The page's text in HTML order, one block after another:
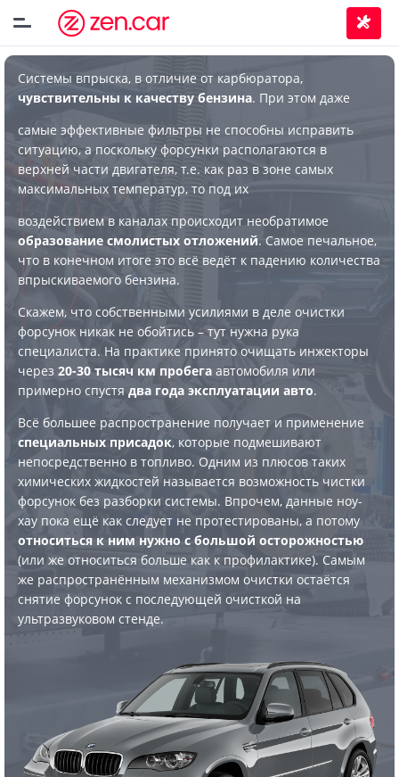
Системы впрыска, в отличие от карбюратора,
чувствительны к качеству бензина. При этом даже
самые эффективные фильтры не способны исправить
ситуацию, а поскольку форсунки располагаются в
верхней части двигателя, т.е. как раз в зоне самых
максимальных температур, то под их
воздействием в каналах происходит необратимое
образование смолистых отложений. Самое печальное,
что в конечном итоге это всё ведёт к падению количества
впрыскиваемого бензина.
Скажем, что собственными усилиями в деле очистки
форсунок никак не обойтись – тут нужна рука
специалиста. На практике принято очищать инжекторы
через 20-30 тысяч км пробега автомобиля или
примерно спустя два года эксплуатации авто.
Всё большее распространение получает и применение
специальных присадок, которые подмешивают
непосредственно в топливо. Одним из плюсов таких
химических жидкостей называется возможность чистки
форсунок без разборки системы. Впрочем, данные ноу-
хау пока ещё как следует не протестированы, а потому
относиться к ним нужно с большой осторожностью
(или же относиться больше как к профилактике). Самым
же распространённым механизмом очистки остаётся
снятие форсунок с последующей очисткой на
ультразвуковом стенде.